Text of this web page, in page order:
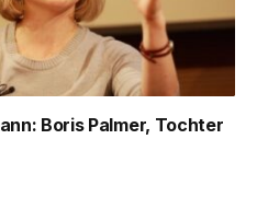
Boris Palmer, Tochter